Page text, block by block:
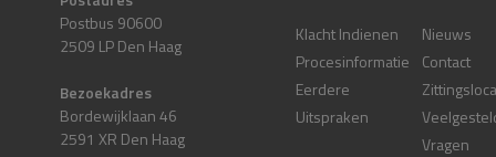
Postbus 90600
2509 LP Den Haag
Bezoekadres
Bordewijklaan 46
2591 XR Den Haag
Klacht Indienen
Procesinformatie
Eerdere
Uitspraken
Nieuws
Contact
Vragen